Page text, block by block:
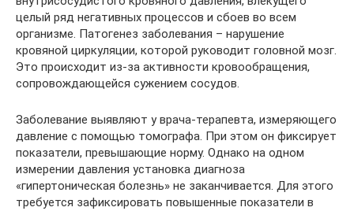
целый ряд негативных процессов и сбоев во всем
организме. Патогенез заболевания – нарушение
кровяной циркуляции, которой руководит головной мозг.
Это происходит из-за активности кровообращения,
сопровождающейся сужением сосудов.
Заболевание выявляют у врача-терапевта, измеряющего
давление с помощью томографа. При этом он фиксирует
показатели, превышающие норму. Однако на одном
измерении давления установка диагноза
«гипертоническая болезнь» не заканчивается. Для этого
требуется зафиксировать повышенные показатели в